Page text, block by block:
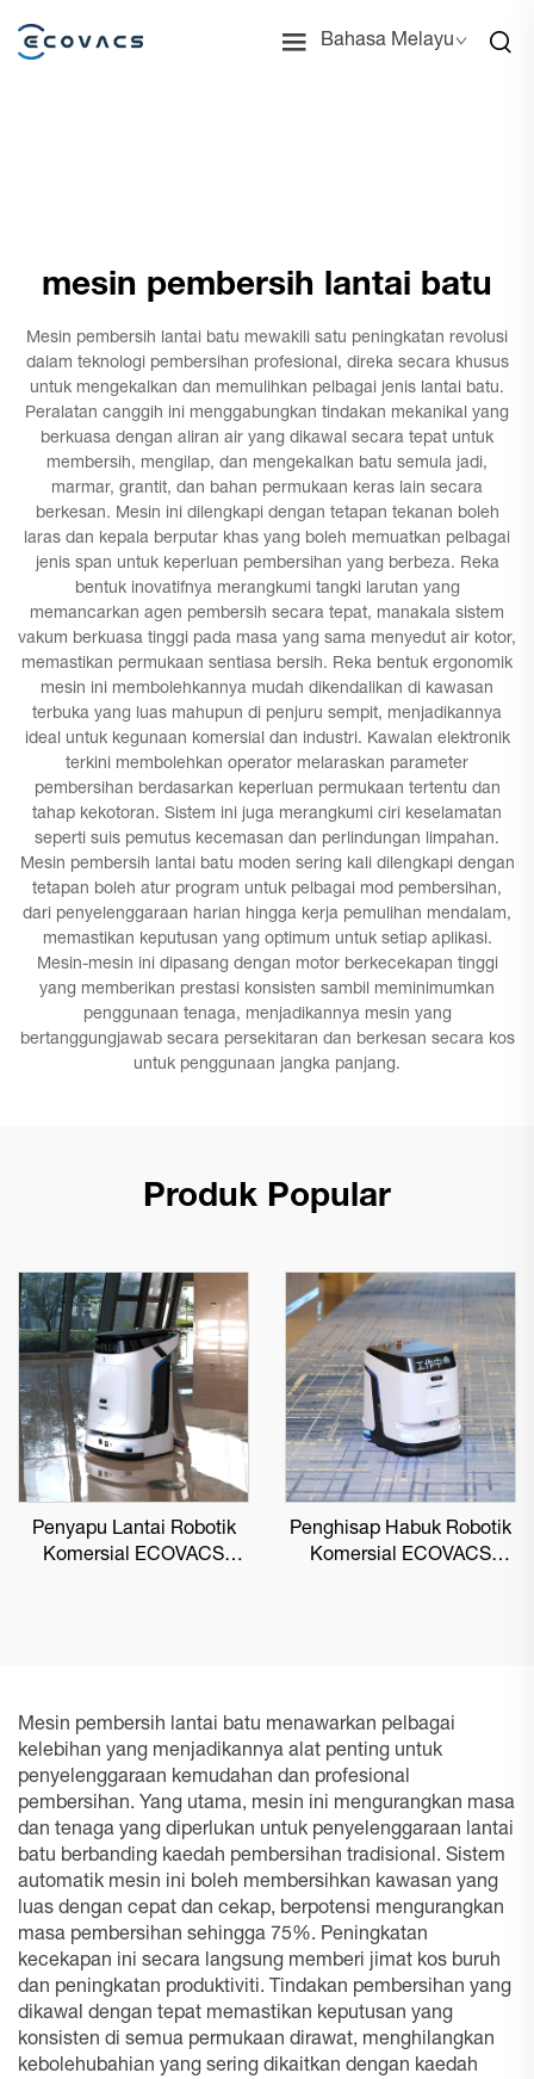
Bahasa Melayu
mesin pembersih lantai batu
Mesin pembersih lantai batu mewakili satu peningkatan revolusi
dalam teknologi pembersihan profesional, direka secara khusus
untuk mengekalkan dan memulihkan pelbagai jenis lantai batu.
Peralatan canggih ini menggabungkan tindakan mekanikal yang
berkuasa dengan aliran air yang dikawal secara tepat untuk
membersih, mengilap, dan mengekalkan batu semula jadi,
marmar, grantit, dan bahan permukaan keras lain secara
berkesan. Mesin ini dilengkapi dengan tetapan tekanan boleh
laras dan kepala berputar khas yang boleh memuatkan pelbagai
jenis span untuk keperluan pembersihan yang berbeza. Reka
bentuk inovatifnya merangkumi tangki larutan yang
memancarkan agen pembersih secara tepat, manakala sistem
vakum berkuasa tinggi pada masa yang sama menyedut air kotor,
memastikan permukaan sentiasa bersih. Reka bentuk ergonomik
mesin ini membolehkannya mudah dikendalikan di kawasan
terbuka yang luas mahupun di penjuru sempit, menjadikannya
ideal untuk kegunaan komersial dan industri. Kawalan elektronik
terkini membolehkan operator melaraskan parameter
pembersihan berdasarkan keperluan permukaan tertentu dan
tahap kekotoran. Sistem ini juga merangkumi ciri keselamatan
seperti suis pemutus kecemasan dan perlindungan limpahan.
Mesin pembersih lantai batu moden sering kali dilengkapi dengan
tetapan boleh atur program untuk pelbagai mod pembersihan,
dari penyelenggaraan harian hingga kerja pemulihan mendalam,
memastikan keputusan yang optimum untuk setiap aplikasi.
Mesin-mesin ini dipasang dengan motor berkecekapan tinggi
yang memberikan prestasi konsisten sambil meminimumkan
penggunaan tenaga, menjadikannya mesin yang
bertanggungjawab secara persekitaran dan berkesan secara kos
untuk penggunaan jangka panjang.
Produk Popular
Penyapu Lantai Robotik
Komersial ECOVACS
Penghisap Habuk Robotik
Komersial ECOVACS
Mesin pembersih lantai batu menawarkan pelbagai
kelebihan yang menjadikannya alat penting untuk
penyelenggaraan kemudahan dan profesional
pembersihan. Yang utama, mesin ini mengurangkan masa
dan tenaga yang diperlukan untuk penyelenggaraan lantai
batu berbanding kaedah pembersihan tradisional. Sistem
automatik mesin ini boleh membersihkan kawasan yang
luas dengan cepat dan cekap, berpotensi mengurangkan
masa pembersihan sehingga 75%. Peningkatan
kecekapan ini secara langsung memberi jimat kos buruh
dan peningkatan produktiviti. Tindakan pembersihan yang
dikawal dengan tepat memastikan keputusan yang
konsisten di semua permukaan dirawat, menghilangkan
kebolehubahian yang sering dikaitkan dengan kaedah